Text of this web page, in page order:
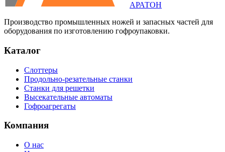
АРАТОН
Производство промышленных ножей и запасных частей для
оборудования по изготовлению гофроупаковки.
Каталог
Слоттеры
Продольно-резательные станки
Станки для решетки
Высекательные автоматы
Гофроагрегаты
Компания
О нас